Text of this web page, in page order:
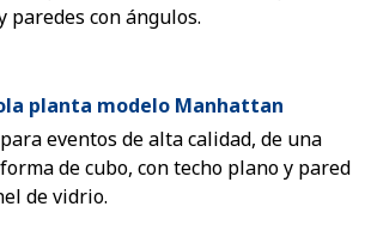
paredes con ángulos.
planta modelo Manhattan
eventos de alta calidad, de una
de cubo, con techo plano y pared
de vidrio.